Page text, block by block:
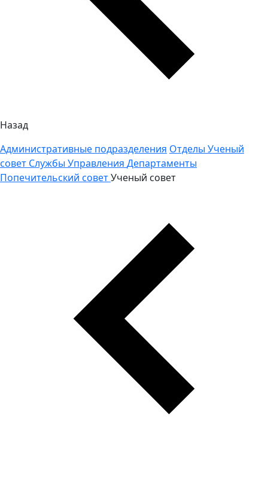
Назад
Административные подразделения Отделы Ученый
совет Службы Управления Департаменты
Попечительский советУченый совет